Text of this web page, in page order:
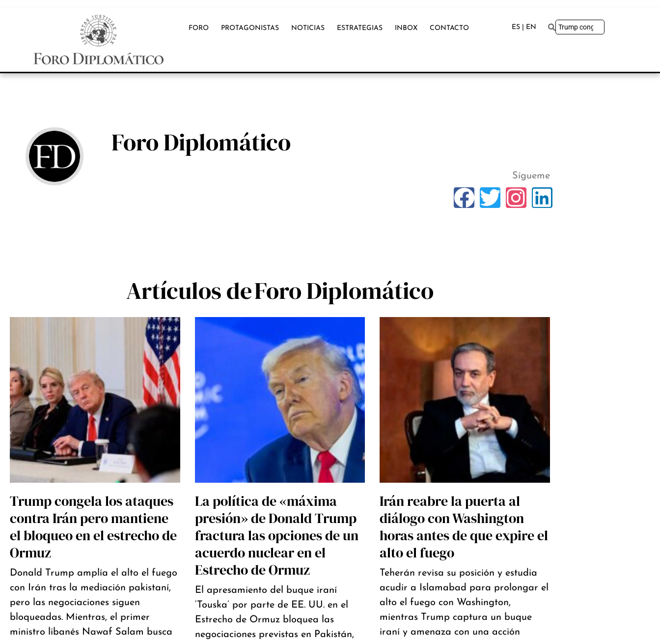
FORO PROTAGONISTAS NOTICIAS ESTRATEGIAS INBOX CONTACTO ES | EN
Foro Diplomático
Sígueme
Artículos deForo Diplomático
Trump congela los ataques
contra Irán pero mantiene
el bloqueo en el estrecho de
Ormuz
Donald Trump amplía el alto el fuego
con Irán tras la mediación pakistaní,
pero las negociaciones siguen
bloqueadas. Mientras, el primer
ministro libanés Nawaf Salam busca
La política de «máxima
presión» de Donald Trump
fractura las opciones de un
acuerdo nuclear en el
Estrecho de Ormuz
El apresamiento del buque iraní
‘Touska’ por parte de EE. UU. en el
Estrecho de Ormuz bloquea las
negociaciones previstas en Pakistán,
Irán reabre la puerta al
diálogo con Washington
horas antes de que expire el
alto el fuego
Teherán revisa su posición y estudia
acudir a Islamabad para prolongar el
alto el fuego con Washington,
mientras Trump captura un buque
iraní y amenaza con una acción